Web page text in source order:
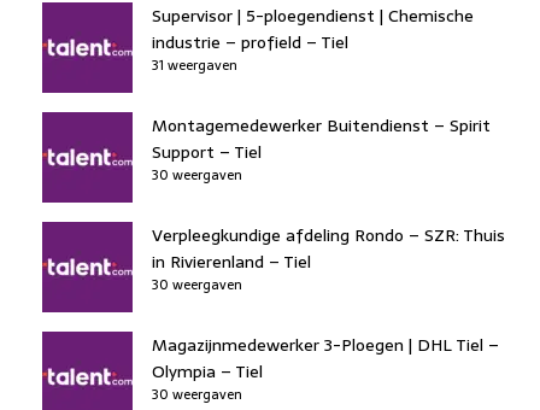
Supervisor | 5-ploegendienst | Chemische
industrie – profield – Tiel
31 weergaven
Montagemedewerker Buitendienst – Spirit
Support – Tiel
30 weergaven
Verpleegkundige afdeling Rondo – SZR: Thuis
in Rivierenland – Tiel
30 weergaven
Magazijnmedewerker 3-Ploegen | DHL Tiel –
Olympia – Tiel
30 weergaven